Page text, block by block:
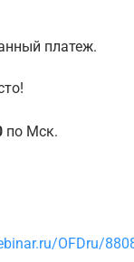
платеж.
по Мск.
OFDru/